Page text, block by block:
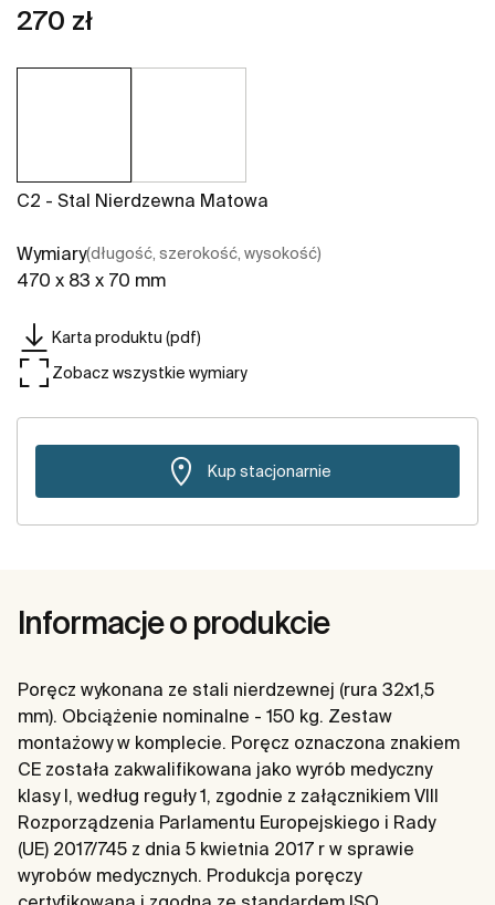
270 zł
C2 - Stal Nierdzewna Matowa
Wymiary(długość, szerokość, wysokość)
470 x 83 x 70 mm
Karta produktu (pdf)
Zobacz wszystkie wymiary
Kup stacjonarnie
Informacje o produkcie
Poręcz wykonana ze stali nierdzewnej (rura 32x1,5
mm). Obciążenie nominalne - 150 kg. Zestaw
montażowy w komplecie. Poręcz oznaczona znakiem
CE została zakwalifikowana jako wyrób medyczny
klasy I, według reguły 1, zgodnie z załącznikiem VIII
Rozporządzenia Parlamentu Europejskiego i Rady
(UE) 2017/745 z dnia 5 kwietnia 2017 r w sprawie
wyrobów medycznych. Produkcja poręczy